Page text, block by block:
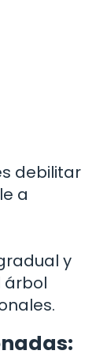
debilitar
a
y
árbol